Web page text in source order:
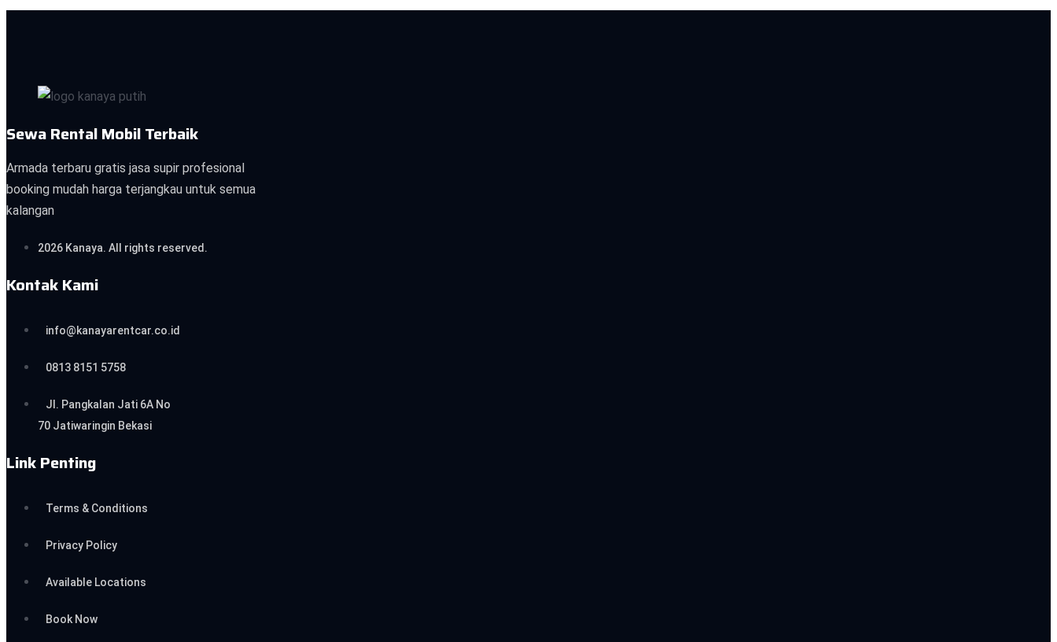
Sewa Rental Mobil Terbaik
Armada terbaru gratis jasa supir profesional
booking mudah harga terjangkau untuk semua
kalangan
2026 Kanaya. All rights reserved.
Kontak Kami
info@kanayarentcar.co.id
0813 8151 5758
Jl. Pangkalan Jati 6A No
70 Jatiwaringin Bekasi
Link Penting
Terms & Conditions
Privacy Policy
Available Locations
Book Now